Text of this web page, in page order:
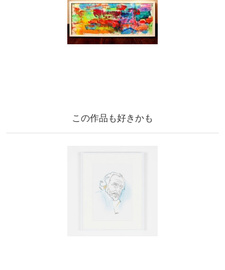
この作品も好きかも